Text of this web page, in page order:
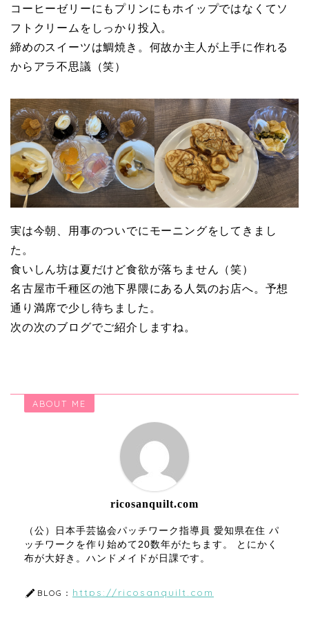
コーヒーゼリーにもプリンにもホイップではなくてソ
フトクリームをしっかり投入。
締めのスイーツは鯛焼き。何故か主人が上手に作れる
からアラ不思議（笑）
実は今朝、用事のついでにモーニングをしてきまし
た。
食いしん坊は夏だけど食欲が落ちません（笑）
名古屋市千種区の池下界隈にある人気のお店へ。予想
通り満席で少し待ちました。
次の次のブログでご紹介しますね。
ABOUT ME
ricosanquilt.com
（公）日本手芸協会パッチワーク指導員 愛知県在住 パ
ッチワークを作り始めて20数年がたちます。 とにかく
布が大好き。ハンドメイドが日課です。
BLOG： https://ricosanquilt.com